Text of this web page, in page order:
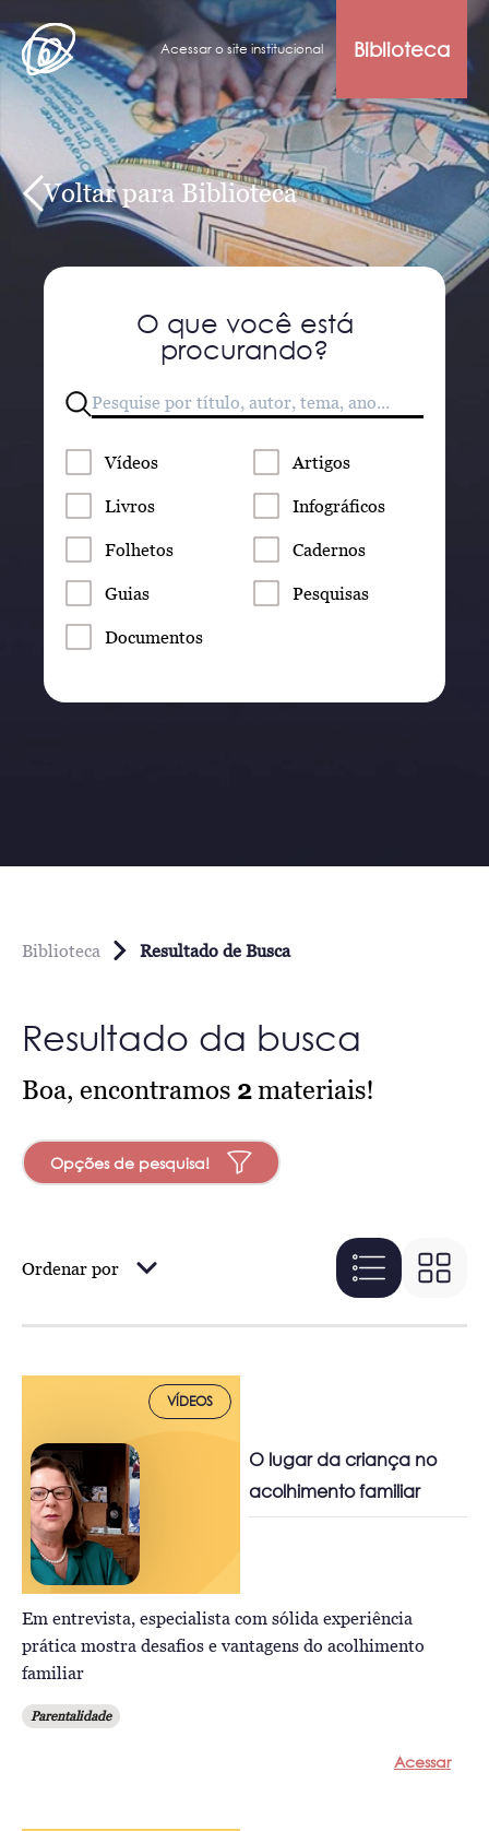
Acessar o site institucional Biblioteca
Voltar para Biblioteca
O que você está
procurando?
Vídeos Artigos
Livros Infográficos
Folhetos Cadernos
Guias Pesquisas
Documentos
Biblioteca Resultado de Busca
Resultado da busca
Boa, encontramos 2materiais!
Opções de pesquisa!
Ordenar por
VÍDEOS
O lugar da criança no
acolhimento familiar
Em entrevista, especialista com sólida experiência
prática mostra desafios e vantagens do acolhimento
familiar
Parentalidade
Acessar